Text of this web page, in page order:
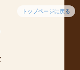
トップページに戻る